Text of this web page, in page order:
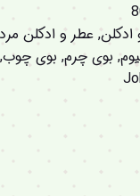
, عطر و ادکلن
, بوی چرم, بوی چوب,